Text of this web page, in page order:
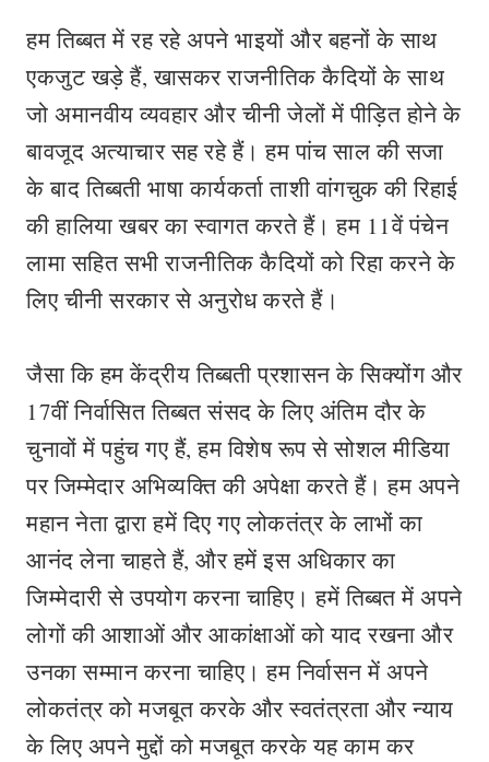
हम तिब्बत में रह रहे अपने भाइयों और बहनों के साथ
एकजुट खड़े हैं, खासकर राजनीतिक कैदियों के साथ
जो अमानवीय व्यवहार और चीनी जेलों में पीड़ित होने के
बावजूद अत्याचार सह रहे हैं। हम पांच साल की सजा
के बाद तिब्बती भाषा कार्यकर्ता ताशी वांगचुक की रिहाई
की हालिया खबर का स्वागत करते हैं। हम 11वें पंचेन
लामा सहित सभी राजनीतिक कैदियों को रिहा करने के
लिए चीनी सरकार से अनुरोध करते हैं।
जैसा कि हम केंद्रीय तिब्बती प्रशासन के सिक्योंग और
17वीं निर्वासित तिब्बत संसद के लिए अंतिम दौर के
चुनावों में पहुंच गए हैं, हम विशेष रूप से सोशल मीडिया
पर जिम्मेदार अभिव्यक्ति की अपेक्षा करते हैं। हम अपने
महान नेता द्वारा हमें दिए गए लोकतंत्र के लाभों का
आनंद लेना चाहते हैं, और हमें इस अधिकार का
जिम्मेदारी से उपयोग करना चाहिए। हमें तिब्बत में अपने
लोगों की आशाओं और आकांक्षाओं को याद रखना और
उनका सम्मान करना चाहिए। हम निर्वासन में अपने
लोकतंत्र को मजबूत करके और स्वतंत्रता और न्याय
के लिए अपने मुद्दों को मजबूत करके यह काम कर